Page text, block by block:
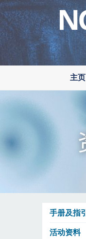
Skip
to
main
主页
手册及指引
活动资​​料